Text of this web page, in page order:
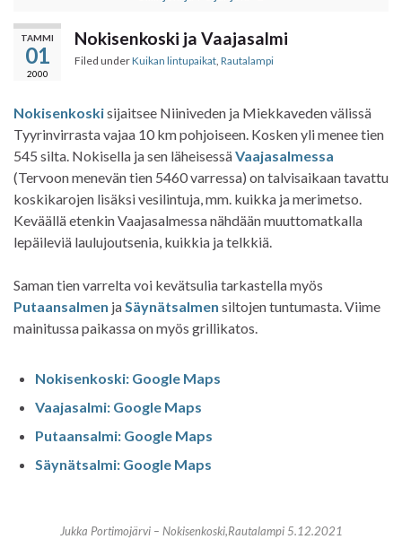
TAMMI
01
2000
Nokisenkoski ja Vaajasalmi
Filed underKuikan lintupaikat Rautalampi
Nokisenkoskisijaitsee Niiniveden ja Miekkaveden välissä
Tyyrinvirrasta vajaa 10 km pohjoiseen. Kosken yli menee tien
545 silta. Nokisella ja sen läheisessäVaajasalmessa
(Tervoon menevän tien 5460 varressa) on talvisaikaan tavattu
koskikarojen lisäksi vesilintuja, mm. kuikka ja merimetso.
Keväällä etenkin Vaajasalmessa nähdään muuttomatkalla
lepäileviä laulujoutsenia, kuikkia ja telkkiä.
Saman tien varrelta voi kevätsulia tarkastella myös
Putaansalmen ja Säynätsalmen siltojen tuntumasta. Viime
mainitussa paikassa on myös grillikatos.
Nokisenkoski: Google Maps
Vaajasalmi: Google Maps
Putaansalmi: Google Maps
Säynätsalmi: Google Maps
Jukka Portimojärvi – Nokisenkoski,Rautalampi 5.12.2021